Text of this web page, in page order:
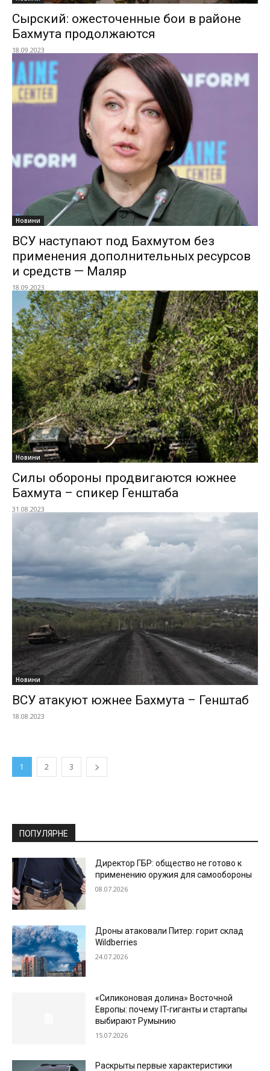
Сырский: ожесточенные бои в районе
Бахмута продолжаются
18.09.2023
Новини
ВСУ наступают под Бахмутом без
применения дополнительных ресурсов
и средств — Маляр
18.09.2023
Новини
Силы обороны продвигаются южнее
Бахмута – спикер Генштаба
31.08.2023
Новини
ВСУ атакуют южнее Бахмута – Генштаб
18.08.2023
1 2 3
ПОПУЛЯРНЕ
Директор ГБР: общество не готово к
применению оружия для самообороны
08.07.2026
Дроны атаковали Питер: горит склад
Wildberries
24.07.2026
«Силиконовая долина» Восточной
Европы: почему IT-гиганты и стартапы
выбирают Румынию
15.07.2026
Раскрыты первые характеристики